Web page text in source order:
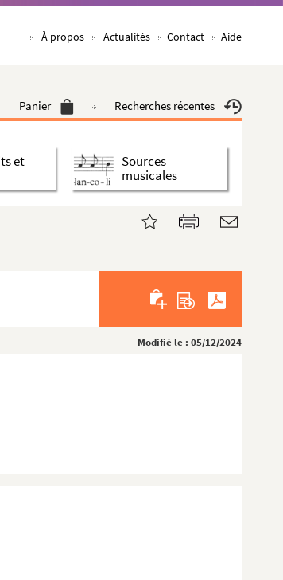
À propos Actualités Contact Aide
Panier Recherches récentes
et
Sources
musicales
Modifié le : 05/12/2024